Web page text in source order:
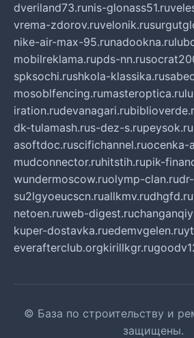
dveriland73.runis-glonass51.ru
vrema-zdorov.ruvelonik.ru
nike-air-max-95.runadookna.ru
mobilreklama.rupds-nn.ru
spksochi.rushkola-klassika.ru
mosoblfencing.rumasteroptica.ru
iration.rudevanagari.ru
dk-tulamash.rus-dez-s.rupeysok.ru
asoftdoc.ruscifichannel.ruocenka-
mudconnector.ruhitstih.rupik-
wundermoscow.ruolymp-clan.ru
su2lgyoeucscn.ruallkmv.rudhgfd.ru
netoen.ruweb-digest.ru
kuper-dostavka.ruedemvgelen.ru
everafterclub.orgkirillkgr.ru
© База по строительству и
защищены.